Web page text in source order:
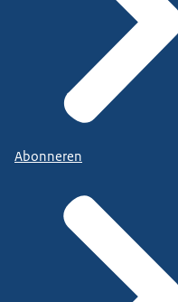
Abonneren